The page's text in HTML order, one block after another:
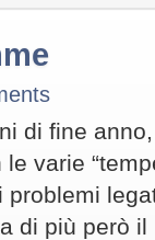
di fine
varie
problemi
di più però